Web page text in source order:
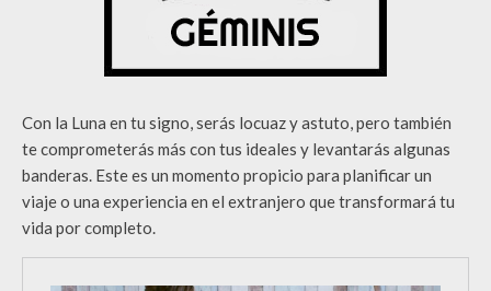
Con la Luna en tu signo, serás locuaz y astuto, pero también
te comprometerás más con tus ideales y levantarás algunas
banderas. Este es un momento propicio para planificar un
viaje o una experiencia en el extranjero que transformará tu
vida por completo.